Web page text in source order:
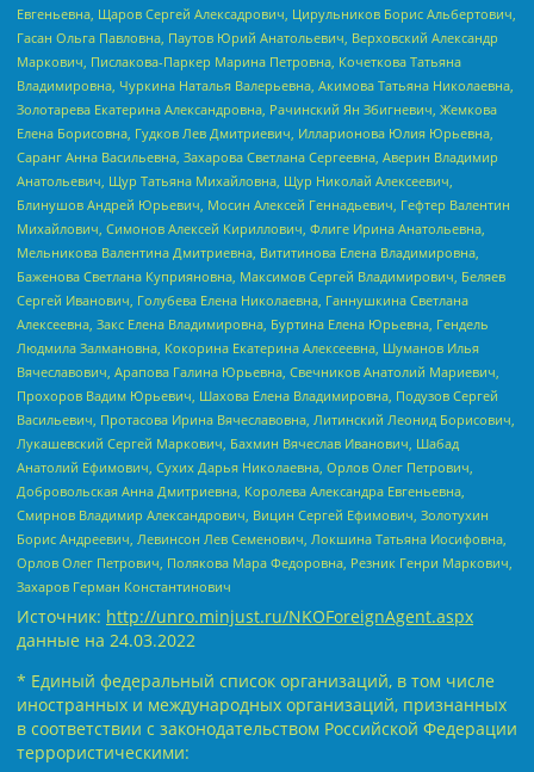
Евгеньевна, Щаров Сергей Алексадрович, Цирульников Борис Альбертович,
Гасан Ольга Павловна, Паутов Юрий Анатольевич, Верховский Александр
Маркович, Пислакова-Паркер Марина Петровна, Кочеткова Татьяна
Владимировна, Чуркина Наталья Валерьевна, Акимова Татьяна Николаевна,
Золотарева Екатерина Александровна, Рачинский Ян Збигневич, Жемкова
Елена Борисовна, Гудков Лев Дмитриевич, Илларионова Юлия Юрьевна,
Саранг Анна Васильевна, Захарова Светлана Сергеевна, Аверин Владимир
Анатольевич, Щур Татьяна Михайловна, Щур Николай Алексеевич,
Блинушов Андрей Юрьевич, Мосин Алексей Геннадьевич, Гефтер Валентин
Михайлович, Симонов Алексей Кириллович, Флиге Ирина Анатольевна,
Мельникова Валентина Дмитриевна, Вититинова Елена Владимировна,
Баженова Светлана Куприяновна, Максимов Сергей Владимирович, Беляев
Сергей Иванович, Голубева Елена Николаевна, Ганнушкина Светлана
Алексеевна, Закс Елена Владимировна, Буртина Елена Юрьевна, Гендель
Людмила Залмановна, Кокорина Екатерина Алексеевна, Шуманов Илья
Вячеславович, Арапова Галина Юрьевна, Свечников Анатолий Мариевич,
Прохоров Вадим Юрьевич, Шахова Елена Владимировна, Подузов Сергей
Васильевич, Протасова Ирина Вячеславовна, Литинский Леонид Борисович,
Лукашевский Сергей Маркович, Бахмин Вячеслав Иванович, Шабад
Анатолий Ефимович, Сухих Дарья Николаевна, Орлов Олег Петрович,
Добровольская Анна Дмитриевна, Королева Александра Евгеньевна,
Смирнов Владимир Александрович, Вицин Сергей Ефимович, Золотухин
Борис Андреевич, Левинсон Лев Семенович, Локшина Татьяна Иосифовна,
Орлов Олег Петрович, Полякова Мара Федоровна, Резник Генри Маркович,
Захаров Герман Константинович
Источник: http://unro.minjust.ru/NKOForeignAgent.aspx
данные на 24.03.2022
* Единый федеральный список организаций, в том числе
иностранных и международных организаций, признанных
в соответствии с законодательством Российской Федерации
террористическими: